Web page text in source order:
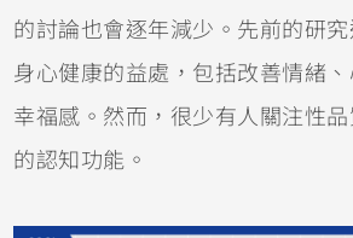
的討論也會逐年減少。先前的研
身心健康的益處，包括改善情緒
幸福感。然而，很少有人關注性
的認知功能。